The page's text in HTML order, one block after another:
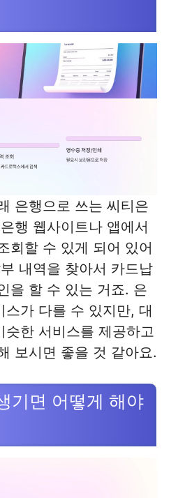
은행으로 쓰는 씨티은
행 웹사이트나 앱에서
회할 수 있게 되어 있어
내역을 찾아서 카드납
을 할 수 있는 거죠. 은
스가 다를 수 있지만, 대
한 서비스를 제공하고
보시면 좋을 것 같아요.
기면 어떻게 해야